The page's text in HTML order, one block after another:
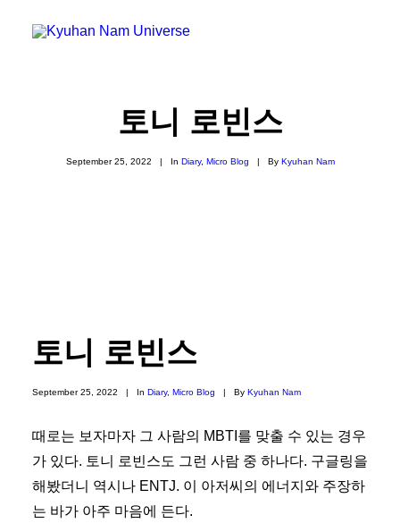
토니 로빈스
September 25, 2022 | In Diary, Micro Blog | By Kyuhan Nam
토니 로빈스
September 25, 2022 | In Diary, Micro Blog | By Kyuhan Nam
때로는 보자마자 그 사람의 MBTI를 맞출 수 있는 경우
가 있다. 토니 로빈스도 그런 사람 중 하나다. 구글링을
해봤더니 역시나 ENTJ. 이 아저씨의 에너지와 주장하
는 바가 아주 마음에 든다.